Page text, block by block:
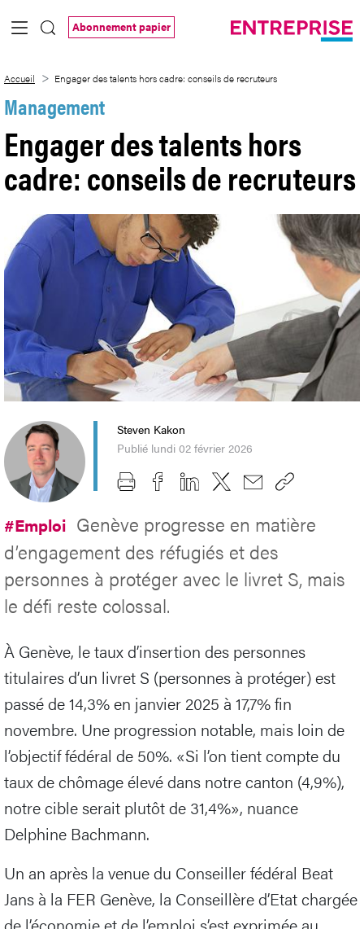
Saut au contenu principal
Abonnement papier
Accueil Engager des talents hors cadre: conseils de recruteurs
Management
Engager des talents hors
cadre: conseils de recruteurs
Steven Kakon
Publié lundi 02 février 2026
#Emploi Genève progresse en matière
d’engagement des réfugiés et des
personnes à protéger avec le livret S, mais
le défi reste colossal.
À Genève, le taux d’insertion des personnes
titulaires d’un livret S (personnes à protéger) est
passé de 14,3% en janvier 2025 à 17,7% fin
novembre. Une progression notable, mais loin de
l’objectif fédéral de 50%. «Si l’on tient compte du
taux de chômage élevé dans notre canton (4,9%),
notre cible serait plutôt de 31,4%», nuance
Delphine Bachmann.
Un an après la venue du Conseiller fédéral Beat
Jans à la FER Genève, la Conseillère d’Etat chargée